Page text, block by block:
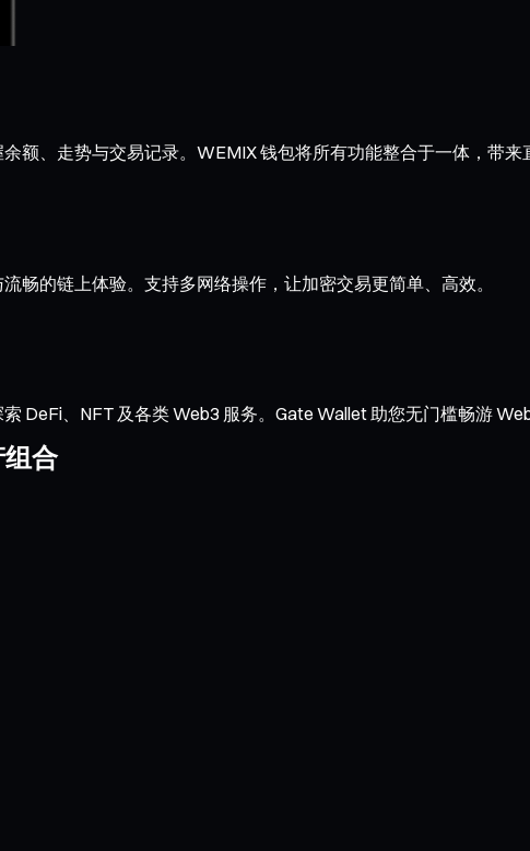
额、走势与交易记录。WEMIX 钱包将所有功能整合于一体，带来
畅的链上体验。支持多网络操作，让加密交易更简单、高效。
DeFi、NFT 及各类 Web3 服务。Gate Wallet 助您无门槛畅游
合